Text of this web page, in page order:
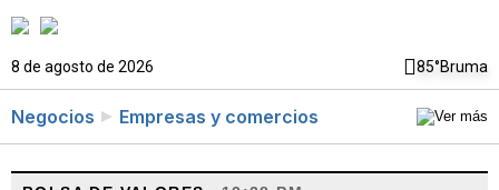
8 de agosto de 2026 85°Bruma
Negocios Empresas y comercios